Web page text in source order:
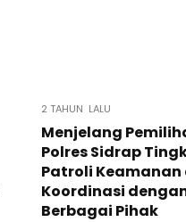
2 TAHUN LALU
Menjelang
Polres Sidrap
Patroli Keamanan
Koordinasi
Berbagai Pihak